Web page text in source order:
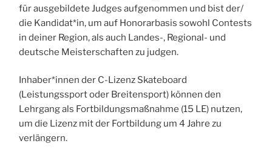
für ausgebildete Judges aufgenommen und bist der/
die Kandidat*in, um auf Honorarbasis sowohl Contests
in deiner Region, als auch Landes-, Regional- und
deutsche Meisterschaften zu judgen.
Inhaber*innen der C-Lizenz Skateboard
(Leistungssport oder Breitensport) können den
Lehrgang als Fortbildungsmaßnahme (15 LE) nutzen,
um die Lizenz mit der Fortbildung um 4 Jahre zu
verlängern.